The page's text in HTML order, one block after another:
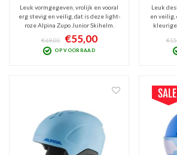
Leuk vormgegeven, vrolijk en vooral
erg stevig en veilig, dat is deze light-
roze Alpina Zupo Junior Skihelm.
Veilig, erg comfortabel en met zijn
uitneembare binnenvoering lekker
hygiënisch. Hard Shell systeem dus
€69,00 €55,00
OP VOORRAAD
Leuk
en veilig,
kleurige
losse